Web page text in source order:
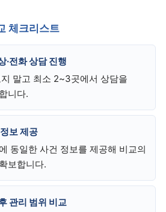
체크리스트
·전화 상담 진행
말고 최소 2~3곳에서 상담을
니다.
보 제공
동일한 사건 정보를 제공해 비교의
보합니다.
관리 범위 비교